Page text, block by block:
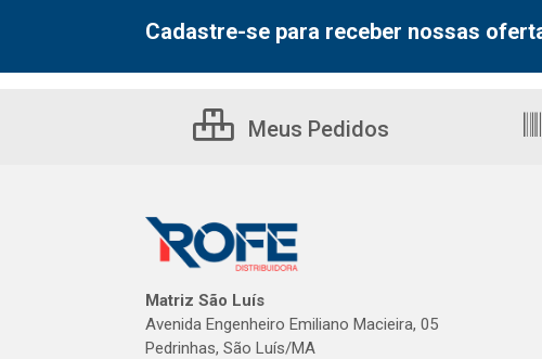
Cadastre-se para receber nossas
Meus Pedidos
Matriz São Luís
Avenida Engenheiro Emiliano Macieira, 05
Pedrinhas, São Luís/MA